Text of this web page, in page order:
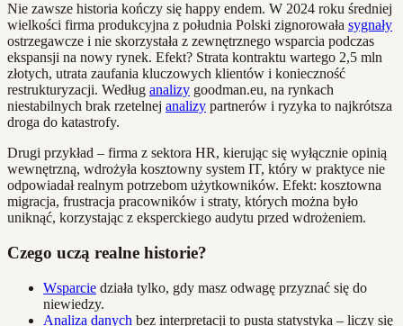
Nie zawsze historia kończy się happy endem. W 2024 roku średniej
wielkości firma produkcyjna z południa Polski zignorowała sygnały
ostrzegawcze i nie skorzystała z zewnętrznego wsparcia podczas
ekspansji na nowy rynek. Efekt? Strata kontraktu wartego 2,5 mln
złotych, utrata zaufania kluczowych klientów i konieczność
restrukturyzacji. Według analizy goodman.eu, na rynkach
niestabilnych brak rzetelnej analizy partnerów i ryzyka to najkrótsza
droga do katastrofy.
Drugi przykład – firma z sektora HR, kierując się wyłącznie opinią
wewnętrzną, wdrożyła kosztowny system IT, który w praktyce nie
odpowiadał realnym potrzebom użytkowników. Efekt: kosztowna
migracja, frustracja pracowników i straty, których można było
uniknąć, korzystając z eksperckiego audytu przed wdrożeniem.
Czego uczą realne historie?
Wsparcie działa tylko, gdy masz odwagę przyznać się do
niewiedzy.
Analiza danych bez interpretacji to pusta statystyka – liczy się